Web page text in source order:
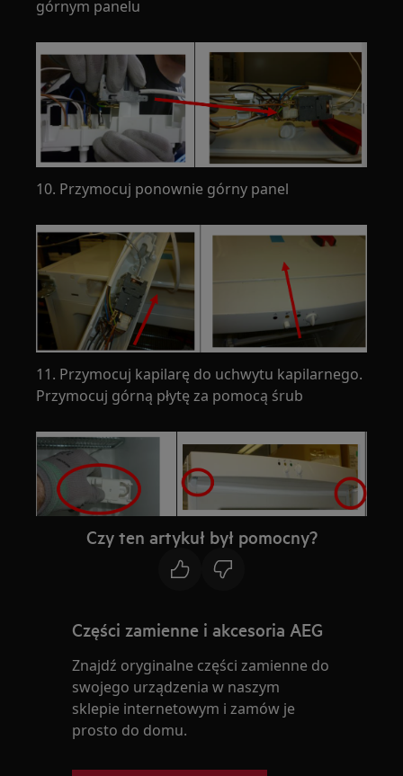
górnym panelu
10. Przymocuj ponownie górny panel
11. Przymocuj kapilarę do uchwytu kapilarnego.
Przymocuj górną płytę za pomocą śrub
Czy ten artykuł był pomocny?
Części zamienne i akcesoria AEG
Znajdź oryginalne części zamienne do
swojego urządzenia w naszym
sklepie internetowym i zamów je
prosto do domu.